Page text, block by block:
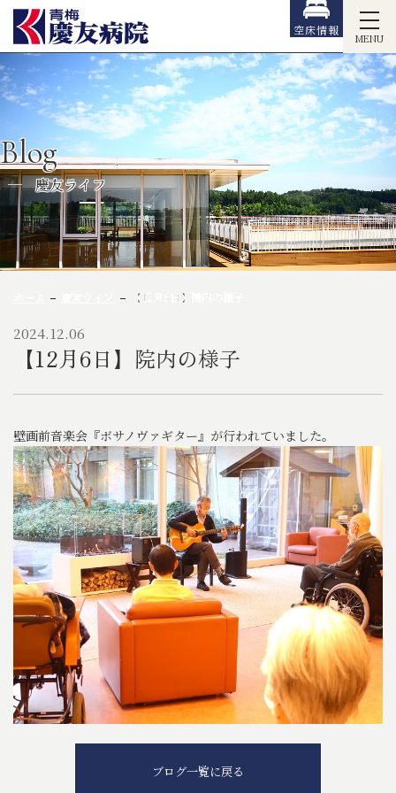
MENU
空床情報
Blog
慶友ライフ
【12月6日】院内の様子
2024.12.06
【12月6日】院内の様子
壁画前音楽会『ボサノヴァギター』が行われていました。
ブログ一覧に戻る